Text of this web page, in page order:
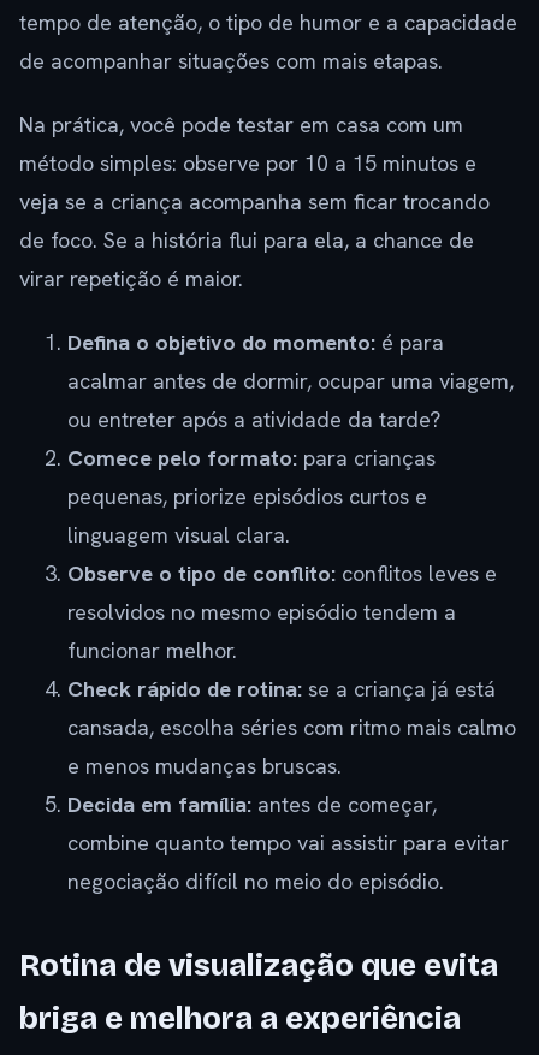
tempo de atenção, o tipo de humor e a capacidade
de acompanhar situações com mais etapas.
Na prática, você pode testar em casa com um
método simples: observe por 10 a 15 minutos e
veja se a criança acompanha sem ficar trocando
de foco. Se a história flui para ela, a chance de
virar repetição é maior.
Defina o objetivo do momento: é para
acalmar antes de dormir, ocupar uma viagem,
ou entreter após a atividade da tarde?
Comece pelo formato: para crianças
pequenas, priorize episódios curtos e
linguagem visual clara.
Observe o tipo de conflito: conflitos leves e
resolvidos no mesmo episódio tendem a
funcionar melhor.
Check rápido de rotina: se a criança já está
cansada, escolha séries com ritmo mais calmo
e menos mudanças bruscas.
Decida em família: antes de começar,
combine quanto tempo vai assistir para evitar
negociação difícil no meio do episódio.
Rotina de visualização que evita
briga e melhora a experiência